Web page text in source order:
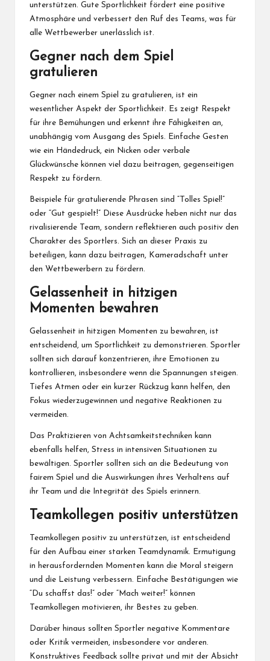
unterstützen. Gute Sportlichkeit fördert eine positive
Atmosphäre und verbessert den Ruf des Teams, was für
alle Wettbewerber unerlässlich ist.
Gegner nach dem Spiel
gratulieren
Gegner nach einem Spiel zu gratulieren, ist ein
wesentlicher Aspekt der Sportlichkeit. Es zeigt Respekt
für ihre Bemühungen und erkennt ihre Fähigkeiten an,
unabhängig vom Ausgang des Spiels. Einfache Gesten
wie ein Händedruck, ein Nicken oder verbale
Glückwünsche können viel dazu beitragen, gegenseitigen
Respekt zu fördern.
Beispiele für gratulierende Phrasen sind “Tolles Spiel!”
oder “Gut gespielt!” Diese Ausdrücke heben nicht nur das
rivalisierende Team, sondern reflektieren auch positiv den
Charakter des Sportlers. Sich an dieser Praxis zu
beteiligen, kann dazu beitragen, Kameradschaft unter
den Wettbewerbern zu fördern.
Gelassenheit in hitzigen
Momenten bewahren
Gelassenheit in hitzigen Momenten zu bewahren, ist
entscheidend, um Sportlichkeit zu demonstrieren. Sportler
sollten sich darauf konzentrieren, ihre Emotionen zu
kontrollieren, insbesondere wenn die Spannungen steigen.
Tiefes Atmen oder ein kurzer Rückzug kann helfen, den
Fokus wiederzugewinnen und negative Reaktionen zu
vermeiden.
Das Praktizieren von Achtsamkeitstechniken kann
ebenfalls helfen, Stress in intensiven Situationen zu
bewältigen. Sportler sollten sich an die Bedeutung von
fairem Spiel und die Auswirkungen ihres Verhaltens auf
ihr Team und die Integrität des Spiels erinnern.
Teamkollegen positiv unterstützen
Teamkollegen positiv zu unterstützen, ist entscheidend
für den Aufbau einer starken Teamdynamik. Ermutigung
in herausfordernden Momenten kann die Moral steigern
und die Leistung verbessern. Einfache Bestätigungen wie
“Du schaffst das!” oder “Mach weiter!” können
Teamkollegen motivieren, ihr Bestes zu geben.
Darüber hinaus sollten Sportler negative Kommentare
oder Kritik vermeiden, insbesondere vor anderen.
Konstruktives Feedback sollte privat und mit der Absicht